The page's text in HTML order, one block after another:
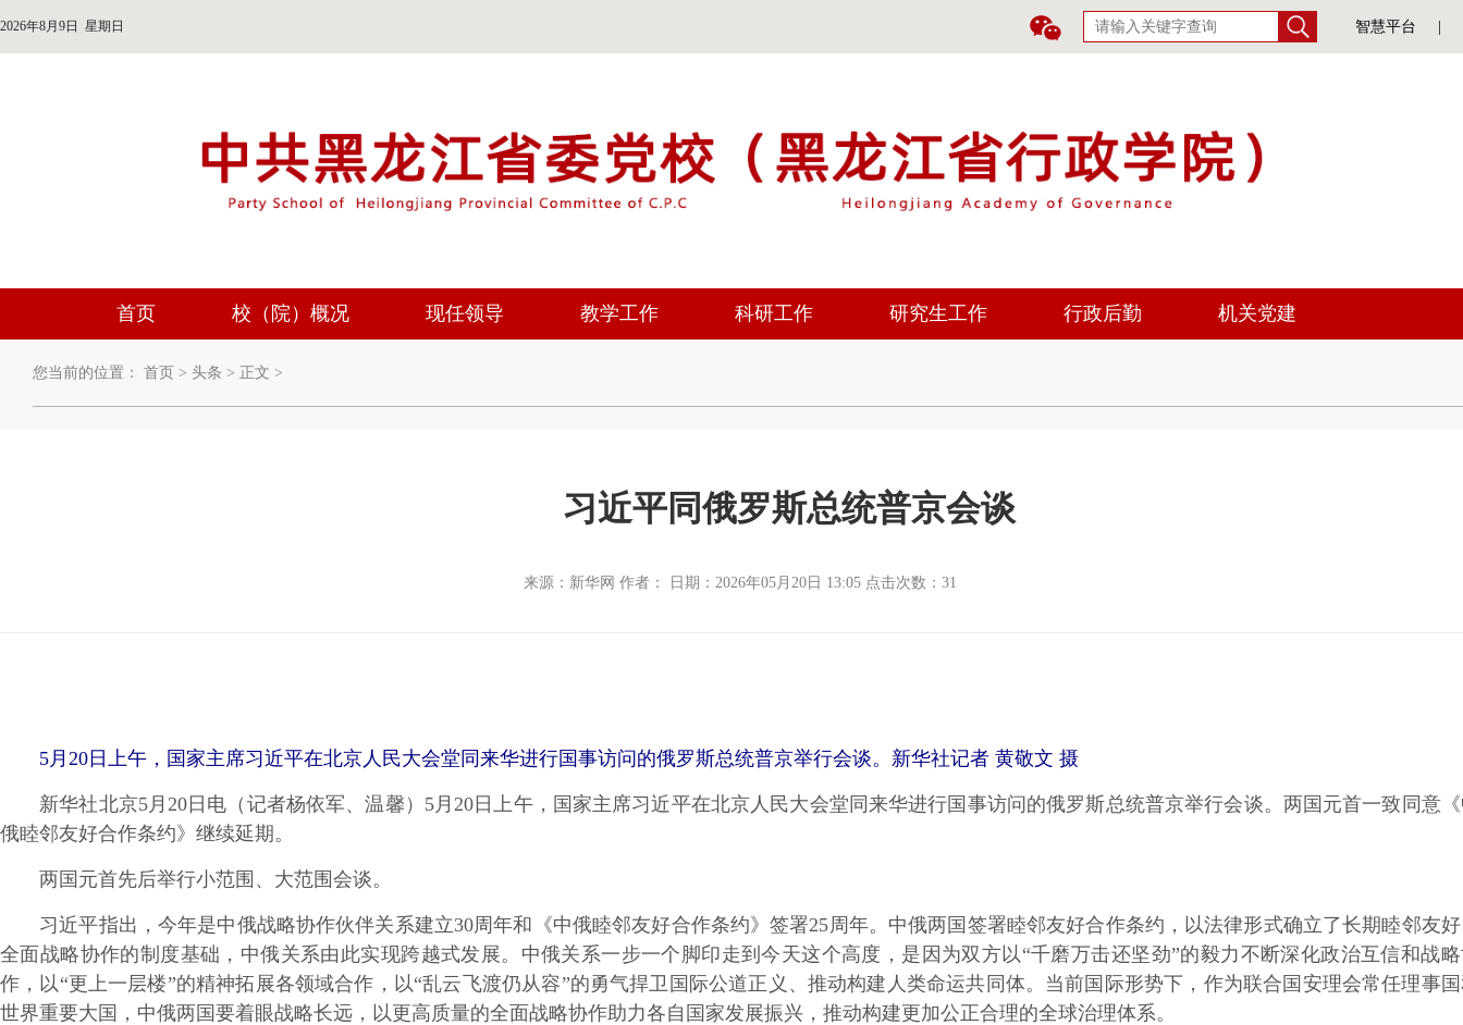
2026年8月9日 星期日 智慧平台
首页 校（院）概况 现任领导 教学工作 科研工作 研究生工作 行政后勤 机关党建
您当前的位置： 首页 > 头条 > 正文 >
习近平同俄罗斯总统普京会谈
来源：新华网 作者： 日期：2026年05月20日 13:05 点击次数： 31
5月20日上午，国家主席习近平在北京人民大会堂同来华进行国事访问的俄罗斯总统普京举行会谈。新华社记者 黄敬文 摄
新华社北京5月20日电（记者杨依军、温馨）5月20日上午，国家主席习近平在北京人民大会堂同来华进行国事访问的俄罗斯总统普京举行会谈。两国元首一致同意
俄睦邻友好合作条约》继续延期。
两国元首先后举行小范围、大范围会谈。
习近平指出，今年是中俄战略协作伙伴关系建立30周年和《中俄睦邻友好合作条约》签署25周年。中俄两国签署睦邻友好合作条约，以法律形式确立了长期睦邻友
全面战略协作的制度基础，中俄关系由此实现跨越式发展。中俄关系一步一个脚印走到今天这个高度，是因为双方以“千磨万击还坚劲”的毅力不断深化政治互信和战
作，以“更上一层楼”的精神拓展各领域合作，以“乱云飞渡仍从容”的勇气捍卫国际公道正义、推动构建人类命运共同体。当前国际形势下，作为联合国安理会常任理事
世界重要大国，中俄两国要着眼战略长远，以更高质量的全面战略协作助力各自国家发展振兴，推动构建更加公正合理的全球治理体系。